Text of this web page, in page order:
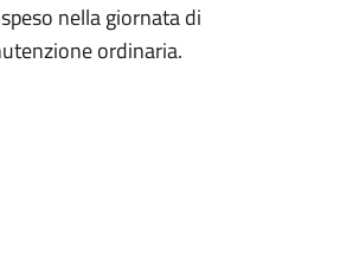
nella giornata di
ordinaria.